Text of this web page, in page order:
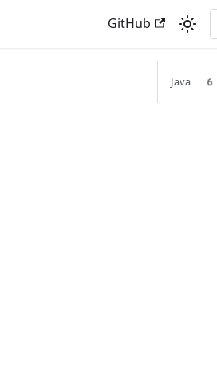
GitHub
Java 6